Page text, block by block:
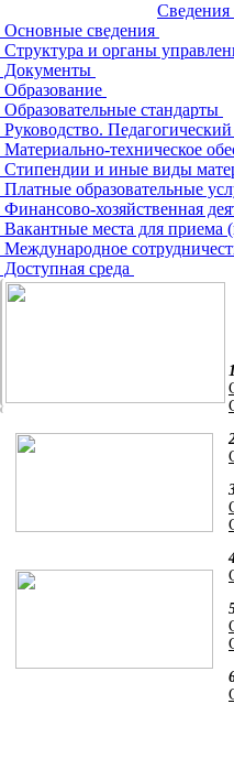
Сведения
Основные сведения
Структура и органы
Документы
Образование
Образовательные стандарты
Руководство.
Материально-техническое
Стипендии и иные виды
Платные образовательные
Финансово-хозяйственная
Вакантные места для приема
Международное
Доступная среда